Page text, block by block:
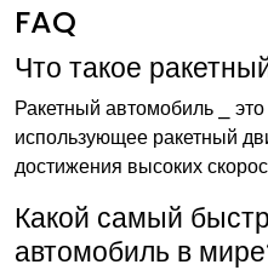
FAQ
Что такое
Ракетный автомобиль ⎯
использующее ракетный
достижения высоких
Какой самый
автомобиль в